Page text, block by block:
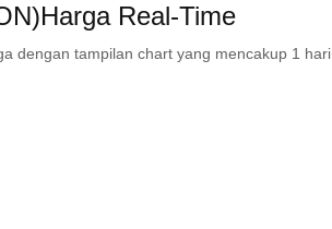
Real-Time
dengan tampilan chart yang mencakup 1